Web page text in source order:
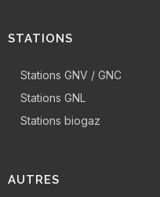
STATIONS
Stations GNV / GNC
Stations GNL
Stations biogaz
AUTRES